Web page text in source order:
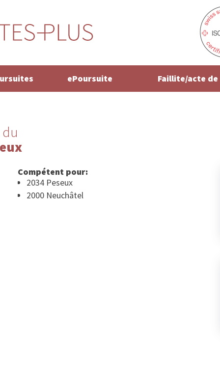
ePoursuite Faillite/acte
Compétent pour:
2034 Peseux
2000 Neuchâtel